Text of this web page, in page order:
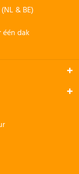
(NL & BE)
dak